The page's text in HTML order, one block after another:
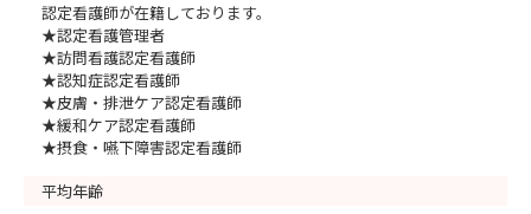
認定看護師が在籍しております。
★認定看護管理者
★訪問看護認定看護師
★認知症認定看護師
★皮膚・排泄ケア認定看護師
★緩和ケア認定看護師
★摂食・嚥下障害認定看護師
平均年齢